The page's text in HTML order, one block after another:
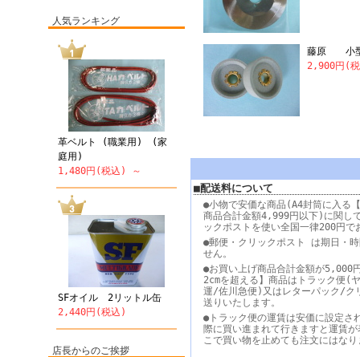
人気ランキング
革ベルト (職業用) (家
庭用)
1,480円(税込) ～
SFオイル 2リットル缶
2,440円(税込)
店長からのご挨拶
藤原 小
2,900円(
■配送料について
●小物で安価な商品(A4封筒に入る
商品合計金額4,999円以下)に関し
ックポストを使い全国一律200円で
●郵便・クリックポスト は期日・
せん。
●お買い上げ商品合計金額が5,000
2cmを超える】商品はトラック便(
運/佐川急便)又はレターパック/ク
送りいたします。
●トラック便の運賃は安価に設定さ
際に買い進まれて行きますと運賃
こで買い物を止めても注文にはな